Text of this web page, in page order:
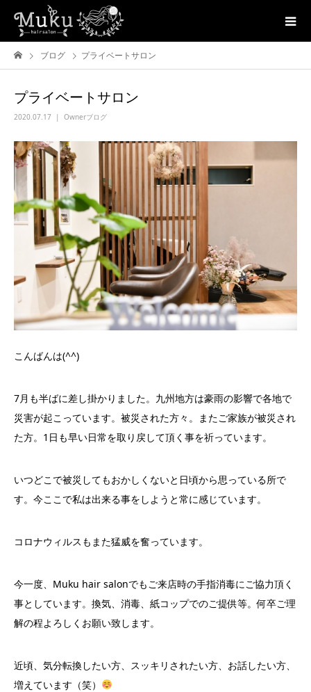
ブログ プライベートサロン
プライベートサロン
2020.07.17 Ownerブログ
こんばんは(^^)
7月も半ばに差し掛かりました。九州地方は豪雨の影響で各地で
災害が起こっています。被災された方々。またご家族が被災され
た方。1日も早い日常を取り戻して頂く事を祈っています。
いつどこで被災してもおかしくないと日頃から思っている所で
す。今ここで私は出来る事をしようと常に感じています。
コロナウィルスもまた猛威を奮っています。
今一度、Muku hair salonでもご来店時の手指消毒にご協力頂く
事としています。換気、消毒、紙コップでのご提供等。何卒ご理
解の程よろしくお願い致します。
近頃、気分転換したい方、スッキリされたい方、お話したい方、
増えています（笑）